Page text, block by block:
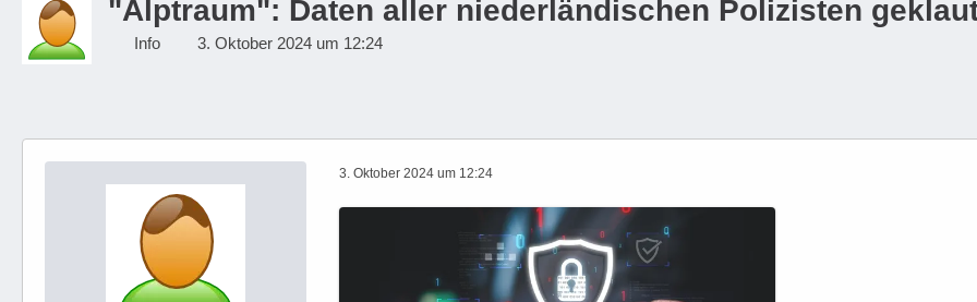
"Alptraum": Daten aller niederländischen Polizisten
Info 3. Oktober 2024 um 12:24
3. Oktober 2024 um 12:24